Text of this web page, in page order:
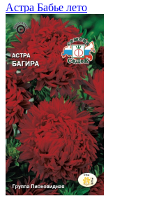
Астра Бабье лето